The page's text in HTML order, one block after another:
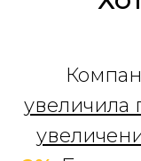
увеличила